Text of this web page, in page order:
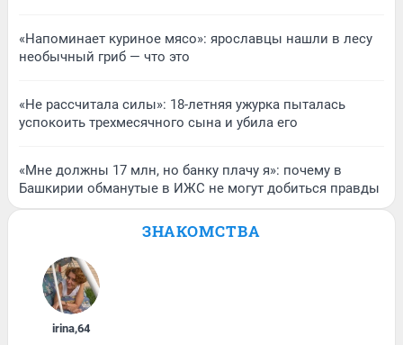
«Напоминает куриное мясо»: ярославцы нашли в лесу
необычный гриб — что это
«Не рассчитала силы»: 18-летняя ужурка пыталась
успокоить трехмесячного сына и убила его
«Мне должны 17 млн, но банку плачу я»: почему в
Башкирии обманутые в ИЖС не могут добиться правды
ЗНАКОМСТВА
irina,64